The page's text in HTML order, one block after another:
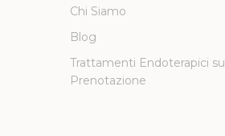
Chi Siamo
Blog
Trattamenti Endoterapici su
Prenotazione